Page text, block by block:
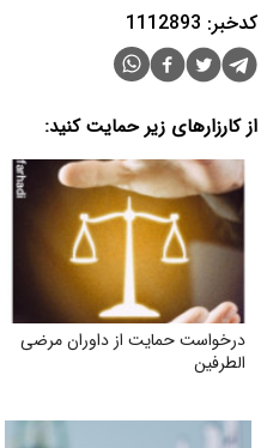
کدخبر: 1112893
از کارزارهای زیر حمایت کنید:
درخواست حمایت از داوران مرضی
الطرفین